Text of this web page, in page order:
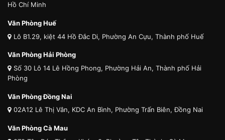
Hồ Chí Minh
Văn Phòng Huế
Lô B1.29, kiệt 44 Hồ Đắc Di, Phường An Cựu, Thành phố Huế
Văn Phòng Hải Phòng
Số 30 Lô 14 Lê Hồng Phong, Phường Hải An, Thành phố Hải
Phòng
Văn Phòng Đồng Nai
02A12 Lê Thị Vân, KDC An Bình, Phường Trấn Biên, Đồng Nai
Văn Phòng Cà Mau